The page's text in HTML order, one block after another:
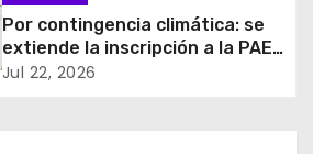
Por contingencia climática: se
extiende la inscripción a la PAES
Regular 2026
Jul 22, 2026